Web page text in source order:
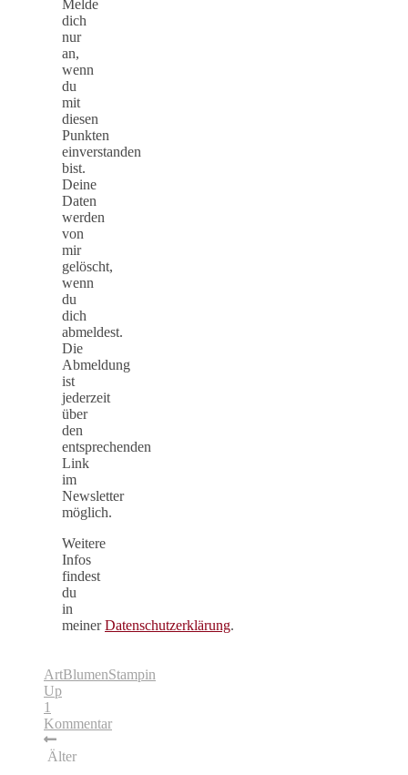
Melde
dich
nur
an,
wenn
du
mit
diesen
Punkten
einverstanden
bist.
Deine
Daten
werden
von
mir
gelöscht,
wenn
du
dich
abmeldest.
Die
Abmeldung
ist
jederzeit
über
den
entsprechenden
Link
im
Newsletter
möglich.
Weitere
Infos
findest
du
in
meinerDatenschutzerklärung.
ArtBlumenStampin
Up
1
Kommentar
Älter